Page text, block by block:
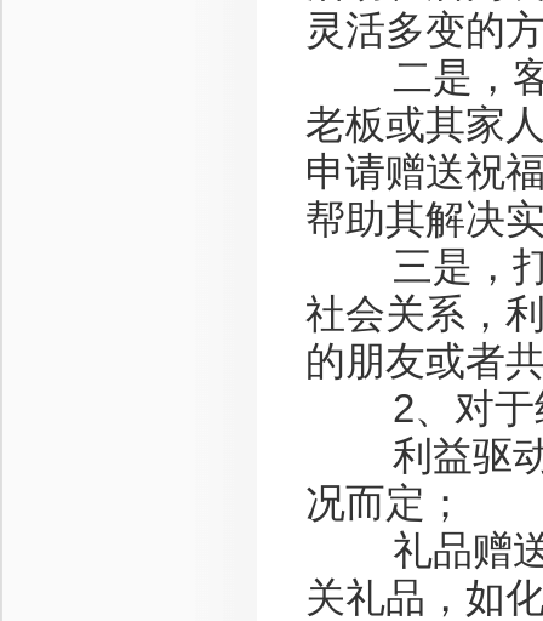
灵活多变的
二是，客
老板或其家
申请赠送祝
帮助其解决
三是，打
社会关系，
的朋友或者
2、对于
利益驱动
况而定；
礼品赠送
关礼品，如